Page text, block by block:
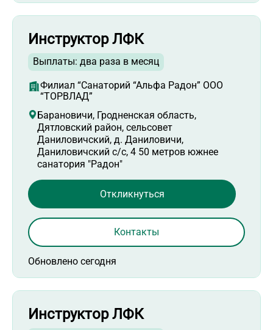
Инструктор ЛФК
Выплаты: два раза в месяц
Филиал “Санаторий “Альфа Радон” ООО
“ТОРВЛАД”
Барановичи, Гродненская область,
Дятловский район, сельсовет
Даниловичский, д. Даниловичи,
Даниловичский с/с, 4 50 метров южнее
санатория "Радон"
Обновлено сегодня
Откликнуться
Контакты
Инструктор ЛФК